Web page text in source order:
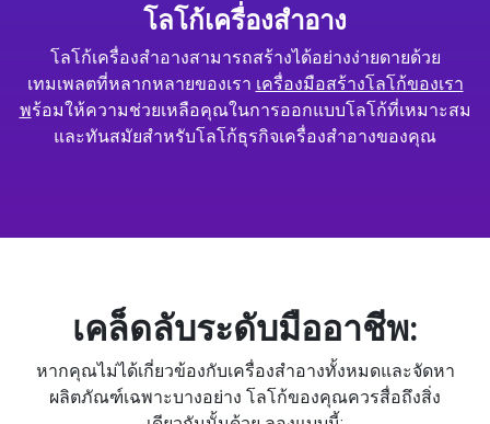
โลโก้เครื่องสำอาง
โลโก้เครื่องสำอางสามารถสร้างได้อย่างง่ายดายด้วย
เทมเพลตที่หลากหลายของเรา เครื่องมือสร้างโลโก้ของเรา
พร้อมให้ความช่วยเหลือคุณในการออกแบบโลโก้ที่เหมาะสม
และทันสมัยสำหรับโลโก้ธุรกิจเครื่องสำอางของคุณ
เคล็ดลับระดับมืออาชีพ:
หากคุณไม่ได้เกี่ยวข้องกับเครื่องสำอางทั้งหมดและจัดหา
ผลิตภัณฑ์เฉพาะบางอย่าง โลโก้ของคุณควรสื่อถึงสิ่ง